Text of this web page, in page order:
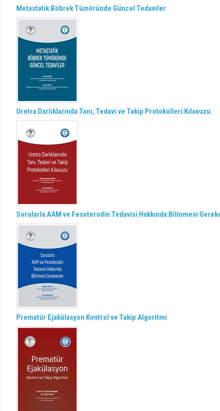
Metastatik Böbrek Tümöründe Güncel Tedaviler
Uretra Darlıklarında Tanı, Tedavi ve Takip Protokolleri Kılavuzu
Sorularla AAM ve Fesoterodin Tedavisi Hakkında Bilinmesi
Prematür Ejakülasyon Kontrol ve Takip Algoritmi